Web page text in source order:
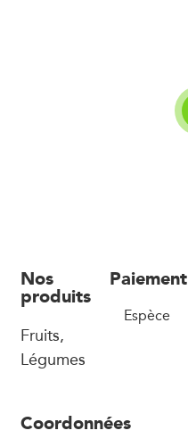
Nos
produits
Fruits,
Légumes
Paiement
Espèce
Coordonnées